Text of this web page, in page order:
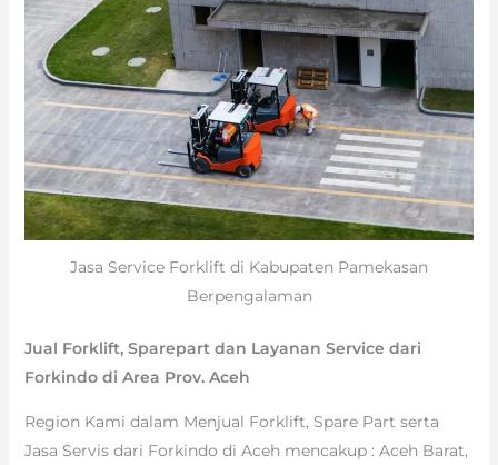
Jasa Service Forklift di Kabupaten Pamekasan
Berpengalaman
Jual Forklift, Sparepart dan Layanan Service dari
Forkindo di Area Prov. Aceh
Region Kami dalam Menjual Forklift, Spare Part serta
Jasa Servis dari Forkindo di Aceh mencakup : Aceh Barat,